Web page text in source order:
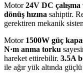
Motor24V DC çalışma
dönüş hızına sahiptir.
gerektiren mekanik
Motor 1500W güç
N·m anma torku
hareket ettirebilir. 3.5A
ile ağır yük altında